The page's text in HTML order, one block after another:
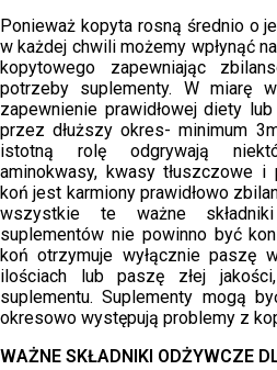
Ponieważ kopyta rosną średnio o
w każdej chwili możemy wpłynąć
kopytowego zapewniając
potrzeby suplementy. W miarę
zapewnienie prawidłowej diety
przez dłuższy okres- minimum
istotną rolę odgrywają
aminokwasy, kwasy tłuszczowe
koń jest karmiony prawidłowo
wszystkie te ważne
suplementów nie powinno być
koń otrzymuje wyłącznie paszę
ilościach lub paszę złej
suplementu. Suplementy mogą
okresowo występują problemy z
WAŻNE SKŁADNIKI ODŻYWCZE